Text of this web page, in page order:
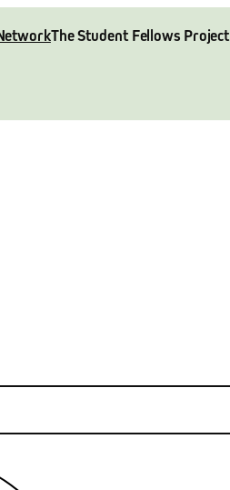
The Student Fellows Project